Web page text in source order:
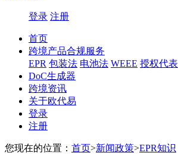
登录 注册
首页
跨境产品合规服务
EPR 包装法 电池法 WEEE 授权代表
DoC生成器
跨境资讯
关于欧代易
登录
注册
您现在的位置： 首页>新闻政策>EPR知识